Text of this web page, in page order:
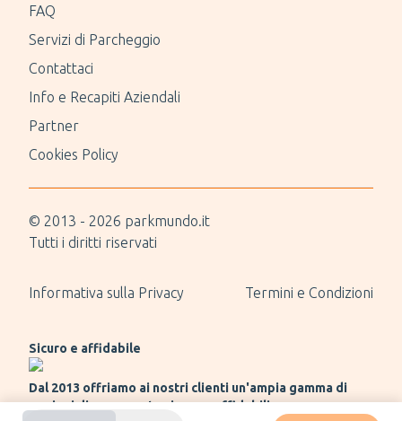
FAQ
Servizi di Parcheggio
Contattaci
Info e Recapiti Aziendali
Partner
Cookies Policy
© 2013 - 2026 parkmundo.it
Tutti i diritti riservati
Informativa sulla Privacy Termini e Condizioni
Sicuro e affidabile
Dal 2013 offriamo ai nostri clienti un'ampia gamma di
opzioni di pagamento sicure e affidabili.